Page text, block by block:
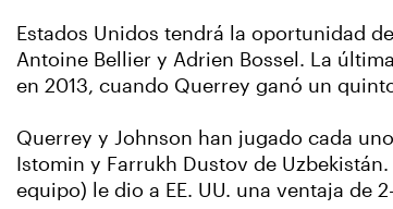
Estados Unidos tendrá la oportunidad
Antoine Bellier y Adrien Bossel. La
en 2013, cuando Querrey ganó un
Querrey y Johnson han jugado cada
Istomin y Farrukh Dustov de
equipo) le dio a EE. UU. una ventaja de